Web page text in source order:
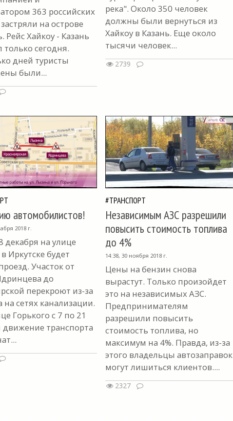
363 российских
на острове
Рейс Хайкоу - Казань
только сегодня.
дней туристы
были...
река". Около 350 человек
должны были вернуться из
Хайкоу в Казань. Еще около
тысячи человек...
2739
автомобилистов!
2018 г.
декабря на улице
Иркутске будет
Участок от
до
перекроют из-за
на сетях канализации.
Горького с 7 по 21
движение транспорта
#ТРАНСПОРТ
Независимым АЗС разрешили
повысить стоимость топлива
до 4%
14:38, 30 ноября 2018 г.
Цены на бензин снова
вырастут. Только произойдет
это на независимых АЗС.
Предпринимателям
разрешили повысить
стоимость топлива, но
максимум на 4%. Правда, из-за
этого владельцы автозаправок
могут лишиться клиентов....
2327